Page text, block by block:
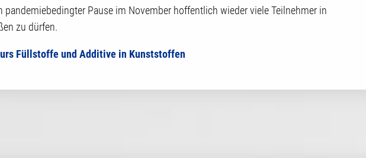
Pause im November hoffentlich wieder viele Teilnehmer in
zu dürfen.
Füllstoffe und Additive in Kunststoffen